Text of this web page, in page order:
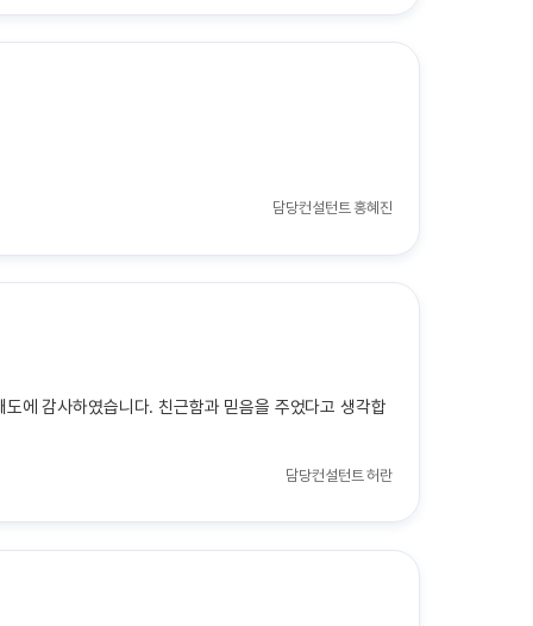
담당컨설턴트 홍혜진
에 감사하였습니다. 친근함과 믿음을 주었다고 생각합
담당컨설턴트허란